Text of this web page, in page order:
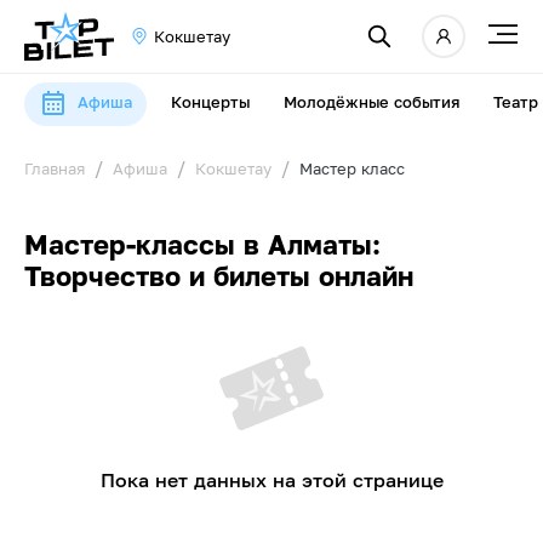
Кокшетау
Афиша Концерты Молодёжные события Театр
Главная Афиша Кокшетау Мастер класс
Мастер-классы в Алматы:
Творчество и билеты онлайн
Пока нет данных на этой странице